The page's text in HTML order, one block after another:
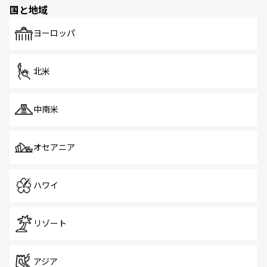
で、ホーカーズは地元の風情を楽しめる外せないスポット
国と地域
ヨーロッパ
北米
中南米
オセアニア
ハワイ
リゾート
アジア